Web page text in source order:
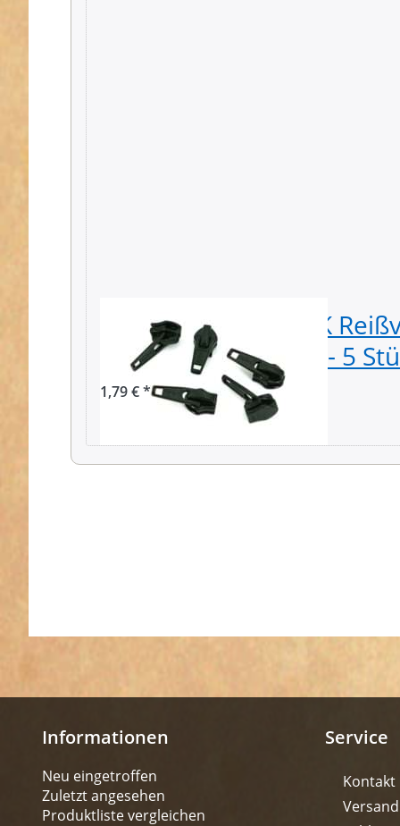
Zipper für 3mm YKK
Farbe: schwarz 580 - 5
1,79 € *
Informationen
Neu eingetroffen
Zuletzt angesehen
Produktliste vergleichen
Service
Kontakt